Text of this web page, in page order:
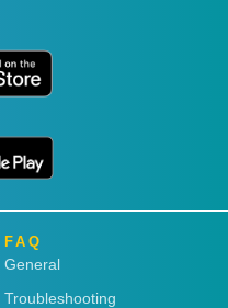
FAQ
General
Troubleshooting